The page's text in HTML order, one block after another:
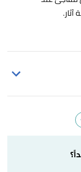
Scrapes &
Mary